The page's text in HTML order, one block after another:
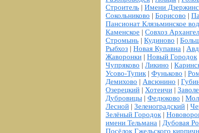
Строитель | Имени
Сокольниково | Борисово |
Пансионат Клязьминское
Каменское | Совхоз
Стромынь | Кудиново |
Рыбхоз | Новая Купавна |
Жаворонки | Новый Городок
Чупряково | Ликино |
Усово-Тупик | Фуньково |
Демихово | Авсюнино |
Озерецкий | Хотеичи |
Дубровицы | Федюково |
Лесной | Зеленоградский |
Зелёный Городок |
имени Тельмана | Дубовая
Посёлок Гжельского